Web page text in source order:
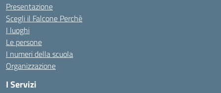
Presentazione
Scegli il Falcone Perchè
I luoghi
Le persone
I numeri della scuola
Organizzazione
I Servizi